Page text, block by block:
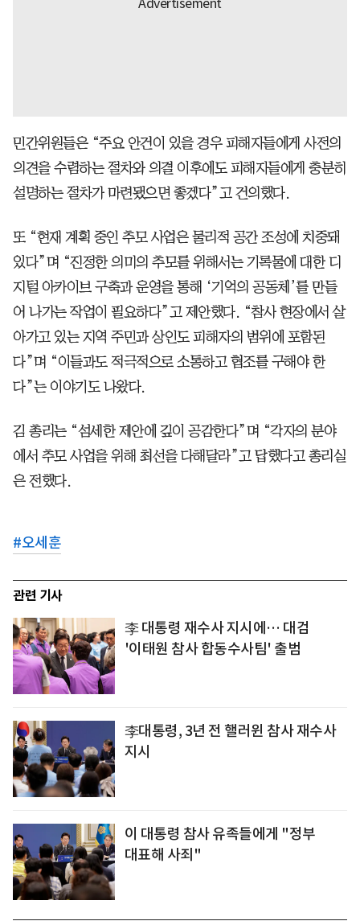
민간위원들은 “주요 안건이 있을 경우 피해자들에게 사전의
의견을 수렴하는 절차와 의결 이후에도 피해자들에게 충분히
설명하는 절차가 마련됐으면 좋겠다”고 건의했다.
또 “현재 계획 중인 추모 사업은 물리적 공간 조성에 치중돼
있다”며 “진정한 의미의 추모를 위해서는 기록물에 대한 디
지털 아카이브 구축과 운영을 통해 ‘기억의 공동체’를 만들
어 나가는 작업이 필요하다”고 제안했다. “참사 현장에서 살
아가고 있는 지역 주민과 상인도 피해자의 범위에 포함된
다”며 “이들과도 적극적으로 소통하고 협조를 구해야 한
다”는 이야기도 나왔다.
김 총리는 “섬세한 제안에 깊이 공감한다”며 “각자의 분야
에서 추모 사업을 위해 최선을 다해달라”고 답했다고 총리실
은 전했다.
#오세훈
관련 기사
李 대통령 재수사 지시에… 대검
'이태원 참사 합동수사팀' 출범
李대통령, 3년 전 핼러윈 참사 재수사
지시
이 대통령 참사 유족들에게 "정부
대표해 사죄"